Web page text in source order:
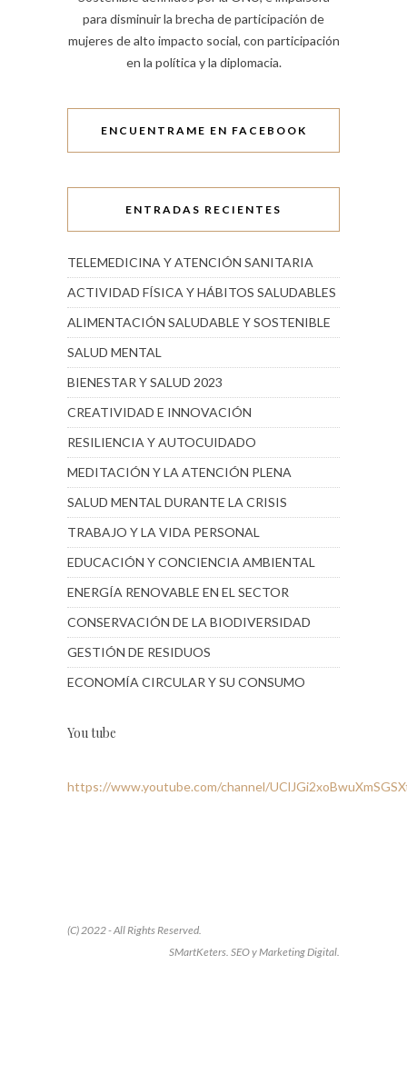
para disminuir la brecha de participación de
mujeres de alto impacto social, con participación
en la política y la diplomacia.
ENCUENTRAME EN FACEBOOK
ENTRADAS RECIENTES
TELEMEDICINA Y ATENCIÓN SANITARIA
ACTIVIDAD FÍSICA Y HÁBITOS SALUDABLES
ALIMENTACIÓN SALUDABLE Y SOSTENIBLE
SALUD MENTAL
BIENESTAR Y SALUD 2023
CREATIVIDAD E INNOVACIÓN
RESILIENCIA Y AUTOCUIDADO
MEDITACIÓN Y LA ATENCIÓN PLENA
SALUD MENTAL DURANTE LA CRISIS
TRABAJO Y LA VIDA PERSONAL
EDUCACIÓN Y CONCIENCIA AMBIENTAL
ENERGÍA RENOVABLE EN EL SECTOR
CONSERVACIÓN DE LA BIODIVERSIDAD
GESTIÓN DE RESIDUOS
ECONOMÍA CIRCULAR Y SU CONSUMO
You tube
https://www.youtube.com/channel/
(C) 2022 - All Rights Reserved.
SMartKeters. SEO y Marketing Digital.